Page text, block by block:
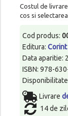
Costul de
cos si
Cod produs:
Editura: Corint
Data aparitie:
ISBN: 978-
Livrare
14 de